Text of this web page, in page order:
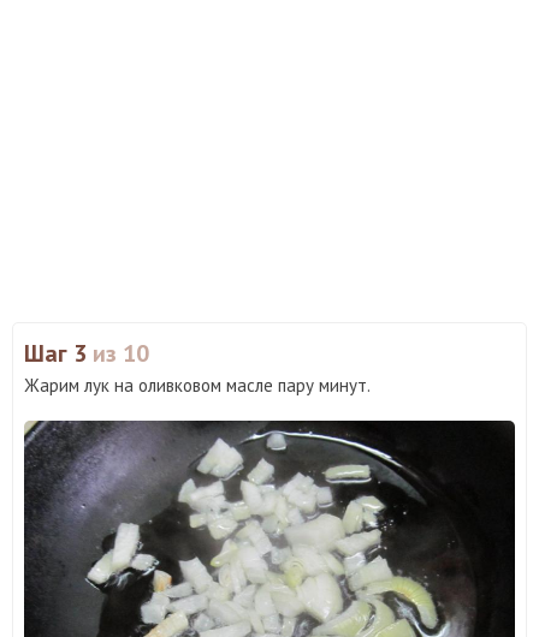
Шаг 3 из 10
Жарим лук на оливковом масле пару минут.